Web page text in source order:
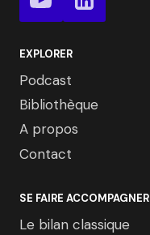
EXPLORER
Podcast
Bibliothèque
A propos
Contact
SE FAIRE ACCOMPAGNER
Le bilan classique